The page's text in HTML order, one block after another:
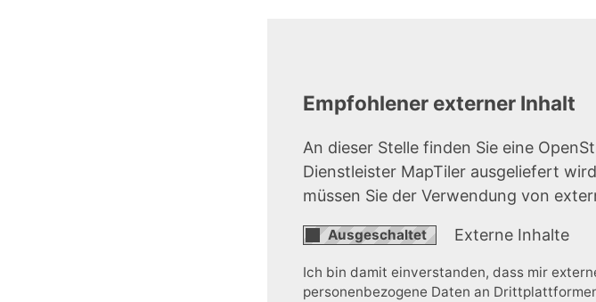
Empfohlener externer Inhalt
An dieser Stelle finden Sie eine
Dienstleister MapTiler ausgeliefert
müssen Sie der Verwendung von
Externe Inhalte
Ich bin damit einverstanden, dass mir
personenbezogene Daten an